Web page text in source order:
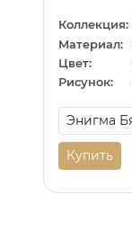
Коллекция:
Материал:
Цвет:
Рисунок:
Купить